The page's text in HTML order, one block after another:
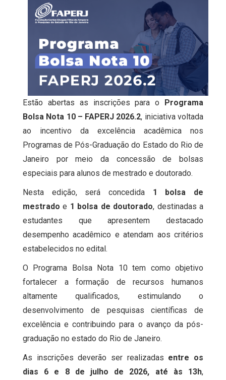
Estão abertas as inscrições para o Programa
Bolsa Nota 10 – FAPERJ 2026.2, iniciativa voltada
ao incentivo da excelência acadêmica nos
Programas de Pós-Graduação do Estado do Rio de
Janeiro por meio da concessão de bolsas
especiais para alunos de mestrado e doutorado.
Nesta edição, será concedida 1 bolsa de
mestrado e 1 bolsa de doutorado, destinadas a
estudantes que apresentem destacado
desempenho acadêmico e atendam aos critérios
estabelecidos no edital.
O Programa Bolsa Nota 10 tem como objetivo
fortalecer a formação de recursos humanos
altamente qualificados, estimulando o
desenvolvimento de pesquisas científicas de
excelência e contribuindo para o avanço da pós-
graduação no estado do Rio de Janeiro.
As inscrições deverão ser realizadas entre os
dias 6 e 8 de julho de 2026, até às 13h,